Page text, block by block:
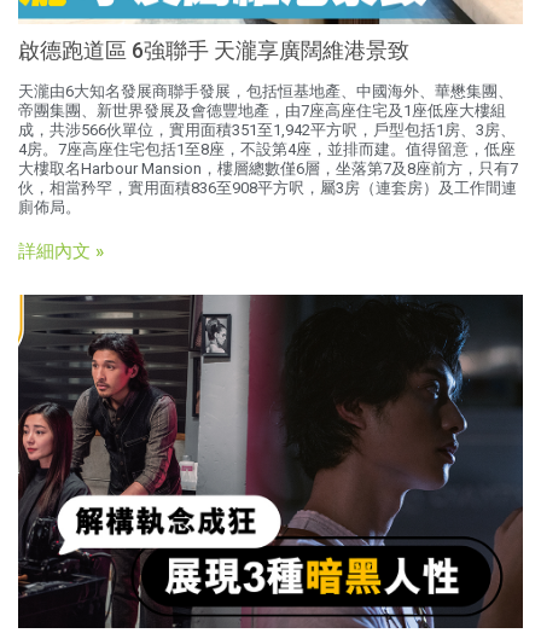
啟德跑道區 6強聯手 天瀧享廣闊維港景致
天瀧由6大知名發展商聯手發展，包括恒基地產、中國海外、華懋集團、
帝團集團、新世界發展及會德豐地產，由7座高座住宅及1座低座大樓組
成，共涉566伙單位，實用面積351至1,942平方呎，戶型包括1房、3房、
4房。7座高座住宅包括1至8座，不設第4座，並排而建。值得留意，低座
大樓取名Harbour Mansion，樓層總數僅6層，坐落第7及8座前方，只有7
伙，相當矜罕，實用面積836至908平方呎，屬3房（連套房）及工作間連
廁佈局。
詳細內文 »